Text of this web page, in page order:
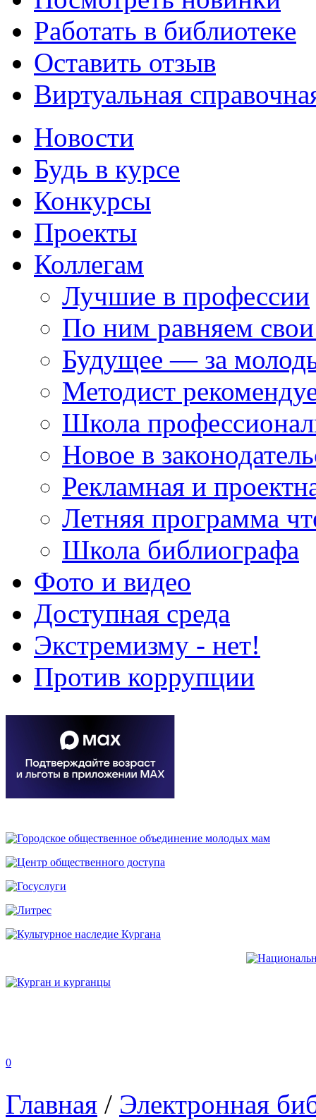
Работать в библиотеке
Оставить отзыв
Виртуальная
Новости
Будь в курсе
Конкурсы
Проекты
Коллегам
Лучшие в профессии
По ним равняем
Будущее — за
Методист
Школа
Новое в
Рекламная и
Летняя программа
Школа библиографа
Фото и видео
Доступная среда
Экстремизму - нет!
Против коррупции
0
Главная / Электронная